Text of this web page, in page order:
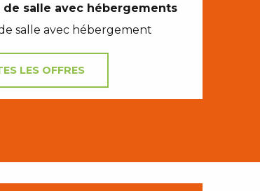
de salle avec hébergements
salle avec hébergement
LES OFFRES